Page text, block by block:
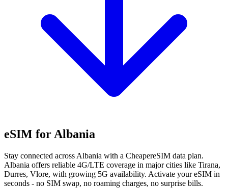
eSIM for Albania
Stay connected across Albania with a CheapereSIM data plan.
Albania offers reliable 4G/LTE coverage in major cities like Tirana,
Durres, Vlore, with growing 5G availability. Activate your eSIM in
seconds - no SIM swap, no roaming charges, no surprise bills.